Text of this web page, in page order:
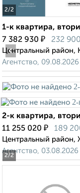
2/2
1-к квартира,
7 382 930 ₽ 232 900
Центральный район,
Агентство, 09.08.2026
2/2
‹
2-к квартира,
11 255 020 ₽ 189
Центральный район,
Агентство, 03.08.2026